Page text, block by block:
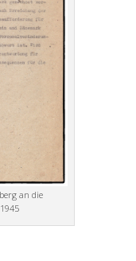
an die